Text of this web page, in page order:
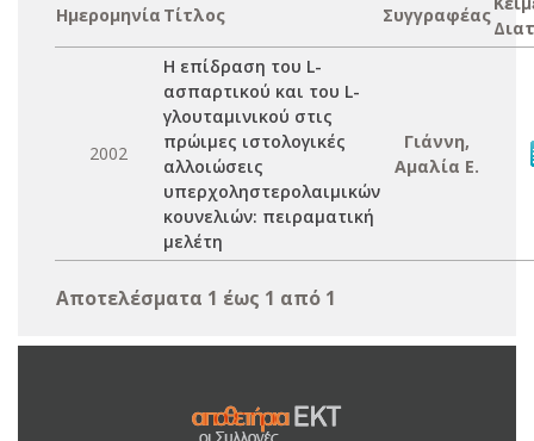
Ημερομηνία Τίτλος Συγγραφέας
2002
Η επίδραση του L-
ασπαρτικού και του L-
γλουταμινικού στις
πρώιμες ιστολογικές
αλλοιώσεις
υπερχοληστερολαιμικών
κουνελιών: πειραματική
μελέτη
Γιάννη,
Αμαλία Ε.
Αποτελέσματα 1 έως 1 από 1